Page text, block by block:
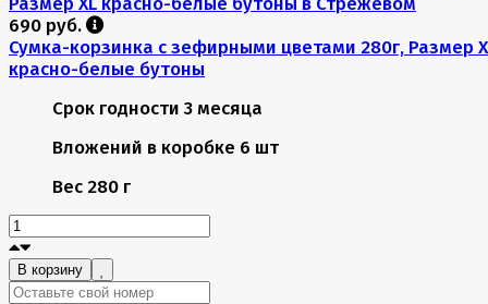
690 руб.
Сумка-корзинка с зефирными цветами 280г, Размер
красно-белые бутоны
Срок годности 3 месяца
Вложений в коробке 6 шт
Вес 280 г
В корзину